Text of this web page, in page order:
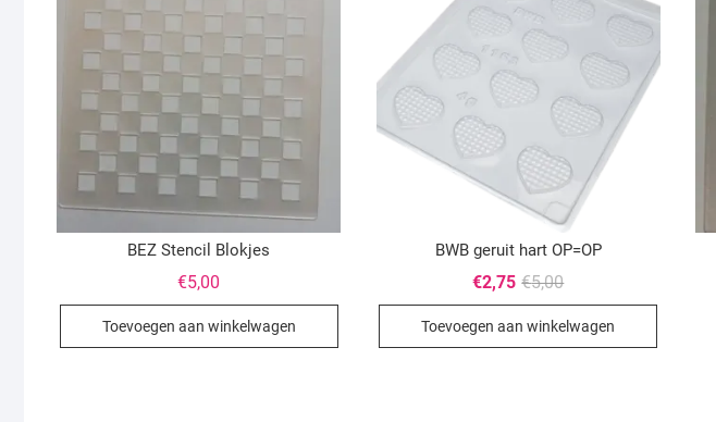
BEZ Stencil Blokjes
€5,00
Toevoegen aan winkelwagen
BWB geruit hart OP=OP
€5,00Oorspronkelijke
€5,00.
€2,75
Huidige
€2,75.
Toevoegen aan winkelwagen